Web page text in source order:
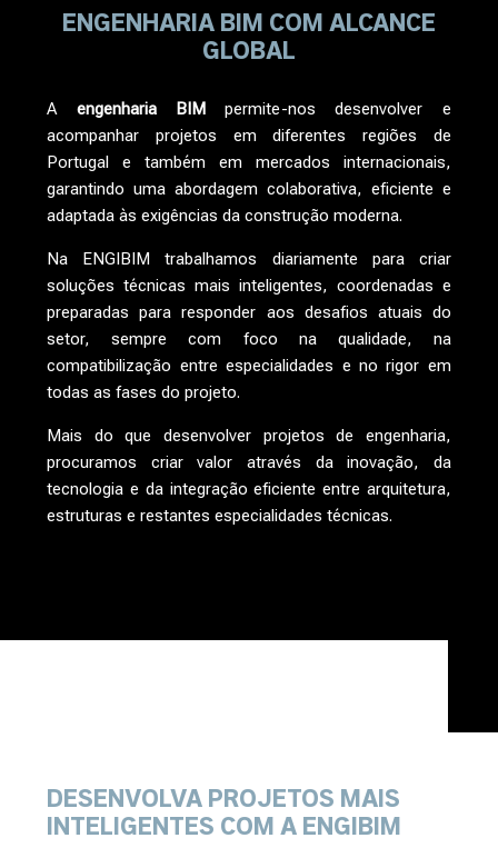
ENGENHARIA BIM COM ALCANCE
GLOBAL
A engenharia BIMpermite-nos desenvolver e
acompanhar projetos em diferentes regiões de
Portugal e também em mercados internacionais,
garantindo uma abordagem colaborativa, eficiente e
adaptada às exigências da construção moderna.
Na ENGIBIM trabalhamos diariamente para criar
soluções técnicas mais inteligentes, coordenadas e
preparadas para responder aos desafios atuais do
setor, sempre com foco na qualidade, na
compatibilização entre especialidades e no rigor em
todas as fases do projeto.
Mais do que desenvolver projetos de engenharia,
procuramos criar valor através da inovação, da
tecnologia e da integração eficiente entre arquitetura,
estruturas e restantes especialidades técnicas.
DESENVOLVA PROJETOS MAIS
INTELIGENTES COM A ENGIBIM